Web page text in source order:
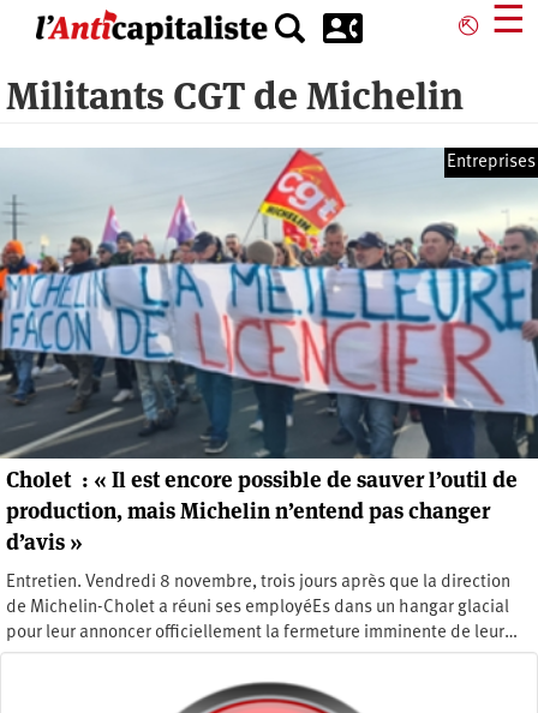
principal
⎋ ☰
Militants CGT de Michelin
Entreprises
Cholet : « Il est encore possible de sauver l’outil de
production, mais Michelin n’entend pas changer
d’avis »
Entretien. Vendredi 8 novembre, trois jours après que la direction
de Michelin-Cholet a réuni ses employéEs dans un hangar glacial
pour leur annoncer officiellement la fermeture imminente de leur…